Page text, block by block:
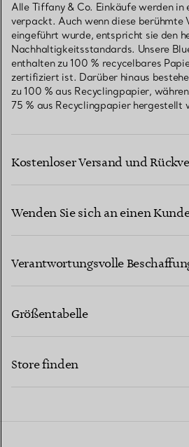
Alle Tiffany & Co. Einkäufe werden in
verpackt. Auch wenn diese berühmte
eingeführt wurde, entspricht sie den
Nachhaltigkeitsstandards. Unsere
enthalten zu 100 % recycelbares
zertifiziert ist. Darüber hinaus
zu 100 % aus Recyclingpapier,
75 % aus Recyclingpapier hergestellt
Kostenloser Versand und
Wenden Sie sich an einen
Verantwortungsvolle
Größentabelle
Store finden